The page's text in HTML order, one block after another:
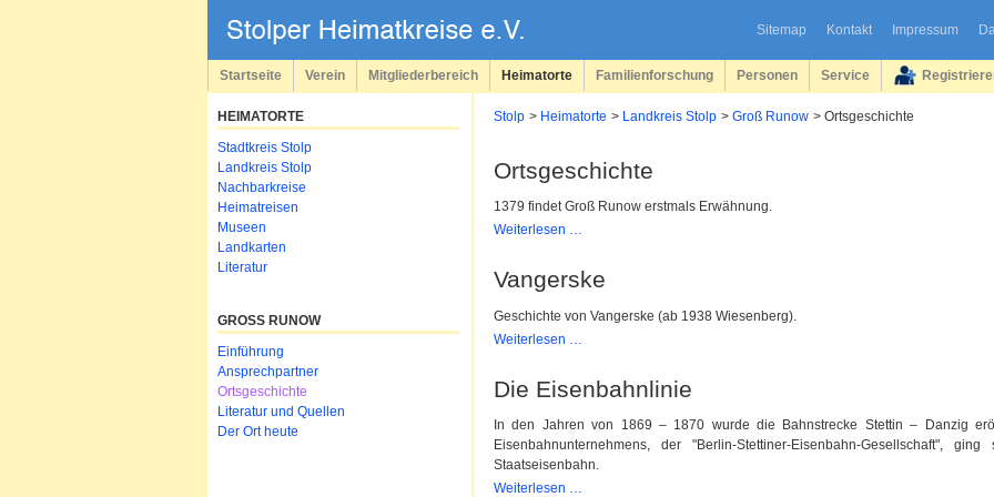
Sitemap Kontakt Impressum
überspringen
Startseite Verein Mitgliederbereich Heimatorte Familienforschung Personen Service
Stolp Heimatorte Landkreis Stolp Groß Runow Ortsgeschichte
Ortsgeschichte
1379 findet Groß Runow erstmals Erwähnung.
Weiterlesen …
Vangerske
Geschichte von Vangerske (ab 1938 Wiesenberg).
Weiterlesen …
Die Eisenbahnlinie
In den Jahren von 1869 – 1870 wurde die Bahnstrecke Stettin – Danzig
Eisenbahnunternehmens, der "Berlin-Stettiner-Eisenbahn-Gesellschaft",
Staatseisenbahn.
Weiterlesen …
HEIMATORTE
Navigation
überspringen
Stadtkreis Stolp
Landkreis Stolp
Nachbarkreise
Heimatreisen
Museen
Landkarten
Literatur
GROSS RUNOW
Navigation
überspringen
Einführung
Ansprechpartner
Ortsgeschichte
Literatur und Quellen
Der Ort heute